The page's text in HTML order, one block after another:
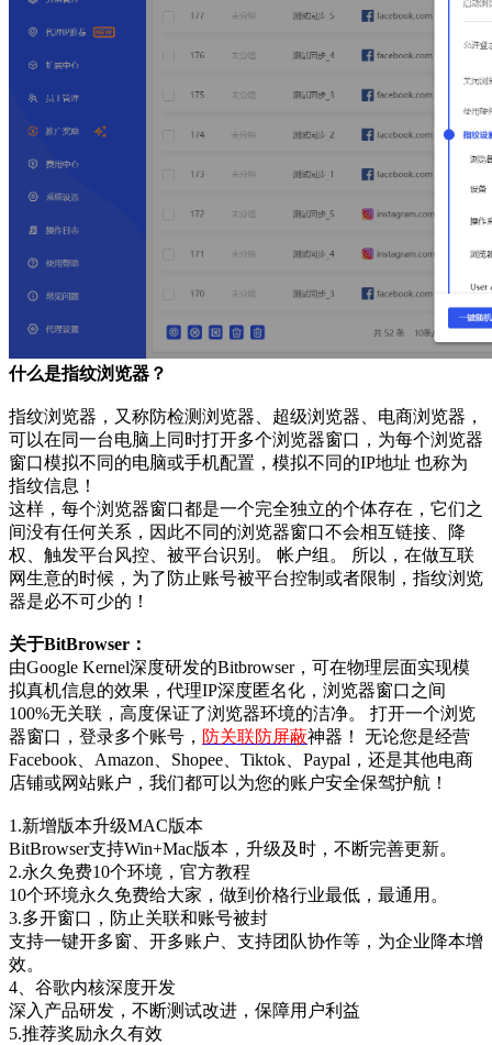
什么是指纹浏览器？
指纹浏览器，又称防检测浏览器、超级浏览器、电商浏览器，
可以在同一台电脑上同时打开多个浏览器窗口，为每个浏览器
窗口模拟不同的电脑或手机配置，模拟不同的IP地址 也称为
指纹信息！
这样，每个浏览器窗口都是一个完全独立的个体存在，它们之
间没有任何关系，因此不同的浏览器窗口不会相互链接、降
权、触发平台风控、被平台识别。 帐户组。 所以，在做互联
网生意的时候，为了防止账号被平台控制或者限制，指纹浏览
器是必不可少的！
关于BitBrowser：
由Google Kernel深度研发的Bitbrowser，可在物理层面实现模
拟真机信息的效果，代理IP深度匿名化，浏览器窗口之间
100%无关联，高度保证了浏览器环境的洁净。 打开一个浏览
器窗口，登录多个账号， 防关联防屏蔽神器！ 无论您是经营
Facebook、Amazon、Shopee、Tiktok、Paypal，还是其他电商
店铺或网站账户，我们都可以为您的账户安全保驾护航！
1.新增版本升级MAC版本
BitBrowser支持Win+Mac版本，升级及时，不断完善更新。
2.永久免费10个环境，官方教程
10个环境永久免费给大家，做到价格行业最低，最通用。
3.多开窗口，防止关联和账号被封
支持一键开多窗、开多账户、支持团队协作等，为企业降本增
效。
4、谷歌内核深度开发
深入产品研发，不断测试改进，保障用户利益
5.推荐奖励永久有效